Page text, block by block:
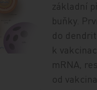
základní
buňky.
do
k
mRNA,
od